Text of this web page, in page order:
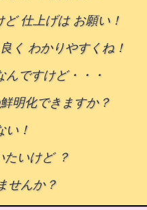
仕上げは お願い！
く わかりやすくね！
んですけど・・・
明化できますか？
い！
たいけど ？
せんか？